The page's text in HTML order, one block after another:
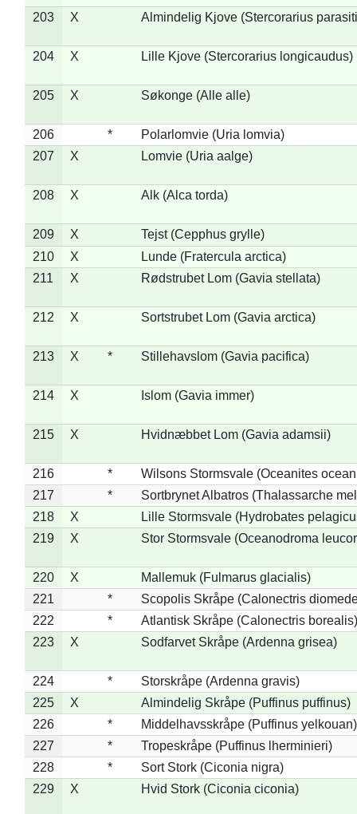
203 X Almindelig Kjove (Stercorarius
204 X Lille Kjove (Stercorarius longicaudus)
205 X Søkonge (Alle alle)
206 *
Polarlomvie (Uria lomvia)
207
X Lomvie (Uria aalge)
208 X Alk (Alca torda)
209 X
Tejst (Cepphus grylle)
210
X
Lunde (Fratercula arctica)
211
X Rødstrubet Lom (Gavia stellata)
212 X Sortstrubet Lom (Gavia arctica)
213 X * Stillehavslom (Gavia pacifica)
214 X Islom (Gavia immer)
215 X Hvidnæbbet Lom (Gavia adamsii)
216 *
Wilsons Stormsvale (Oceanites
217
*
Sortbrynet Albatros (Thalassarche
218
X
Lille Stormsvale (Hydrobates
219
X Stor Stormsvale (Oceanodroma
220 X
Mallemuk (Fulmarus glacialis)
221
*
Scopolis Skråpe (Calonectris
222
*
Atlantisk Skråpe (Calonectris borealis)
223
X Sodfarvet Skråpe (Ardenna grisea)
224 *
Storskråpe (Ardenna gravis)
225
X
Almindelig Skråpe (Puffinus puffinus)
226
*
Middelhavsskråpe (Puffinus yelkouan)
227
*
Tropeskråpe (Puffinus lherminieri)
228
*
Sort Stork (Ciconia nigra)
229
X Hvid Stork (Ciconia ciconia)